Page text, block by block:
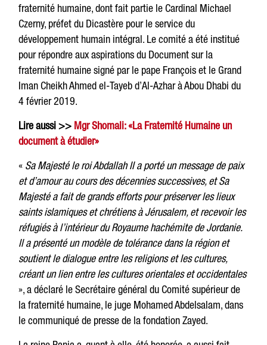
fraternité humaine, dont fait partie le Cardinal Michael
Czerny, préfet du Dicastère pour le service du
développement humain intégral. Le comité a été institué
pour répondre aux aspirations du Document sur la
fraternité humainesigné par le pape François et le Grand
Iman Cheikh Ahmed el-Tayeb d’Al-Azhar à Abou Dhabi du
4 février 2019.
Lire aussi >> Mgr Shomali: «La Fraternité Humaine un
document à étudier»
« Sa Majesté le roi Abdallah II a porté un message de paix
et d’amour au cours des décennies successives, et Sa
Majesté a fait de grands efforts pour préserver les lieux
saints islamiques et chrétiens à Jérusalem, et recevoir les
réfugiés à l’intérieur du Royaume hachémite de Jordanie.
Il a présenté un modèle de tolérance dans la région et
soutient le dialogue entre les religions et les cultures,
créant un lien entre les cultures orientales et occidentales
», a déclaré le Secrétaire général du Comité supérieur de
la fraternité humaine, le juge Mohamed Abdelsalam, dans
le communiqué de presse de la fondation Zayed.